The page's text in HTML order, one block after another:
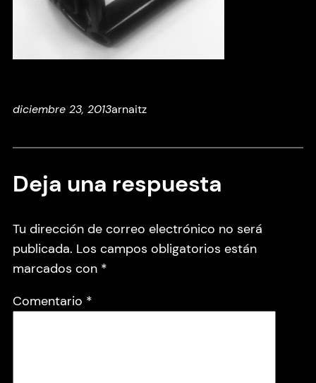
diciembre 23, 2013arnaitz
Deja una respuesta
Tu dirección de correo electrónico no será
publicada. Los campos obligatorios están
marcados con *
Comentario *